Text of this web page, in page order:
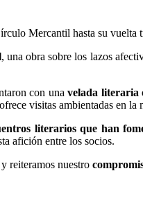
Mercantil hasta su vuelta
, una obra sobre los lazos
con unavelada literaria
visitas ambientadas en
literarios que han
afición entre los socios.
reiteramos nuestro